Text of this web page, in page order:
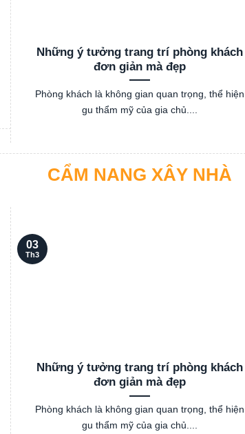
Những ý tưởng trang trí phòng khách
đơn giản mà đẹp
Phòng khách là không gian quan trọng, thể hiện
gu thẩm mỹ của gia chủ....
CẨM NANG XÂY NHÀ
Những ý tưởng trang trí phòng khách
đơn giản mà đẹp
Phòng khách là không gian quan trọng, thể hiện
gu thẩm mỹ của gia chủ....
03
Th3